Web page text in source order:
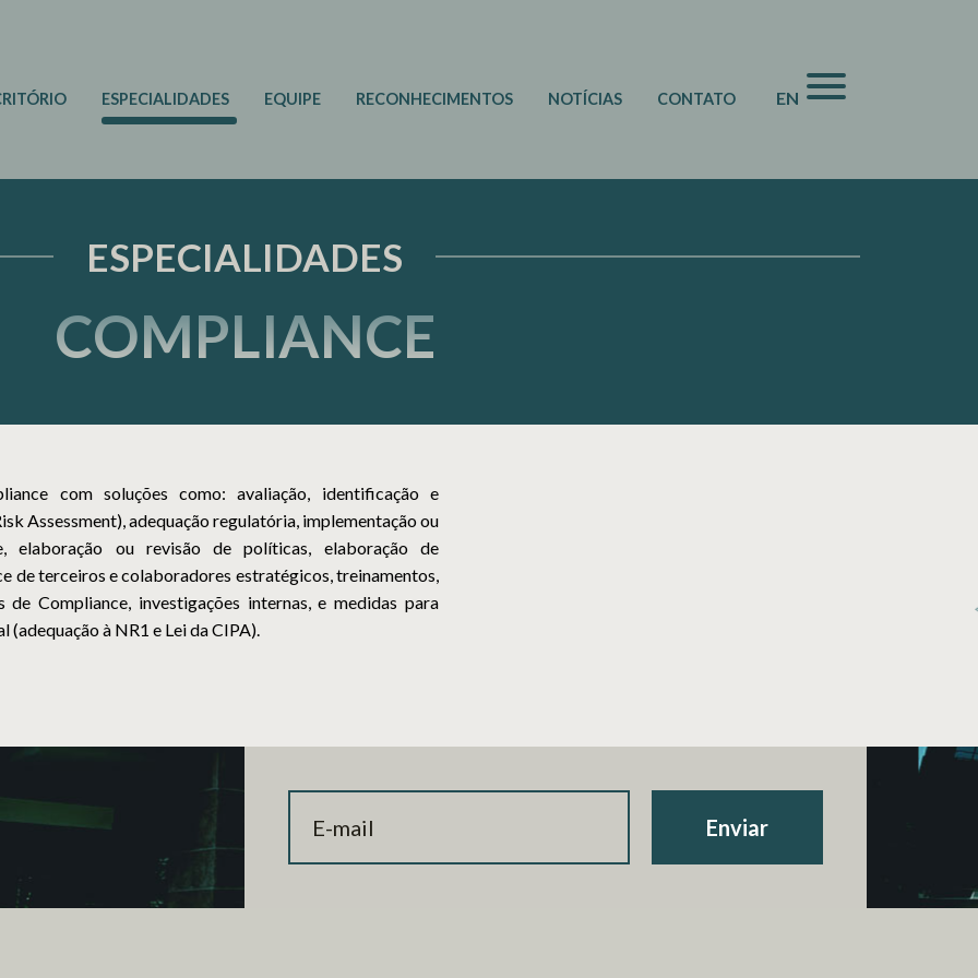
ESPECIALIDADES EQUIPE RECONHECIMENTOS NOTÍCIAS CONTATO EN
ESPECIALIDADES
COMPLIANCE
com soluções como: avaliação, identificação e
Assessment), adequação regulatória, implementação ou
elaboração ou revisão de políticas, elaboração de
de terceiros e colaboradores estratégicos, treinamentos,
Compliance, investigações internas, e medidas para
(adequação à NR1 e Lei da CIPA).
Enviar